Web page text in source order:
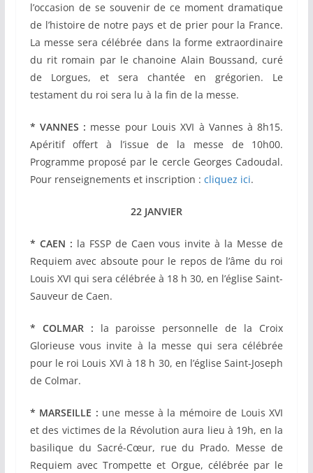
l’occasion de se souvenir de ce moment dramatique
de l’histoire de notre pays et de prier pour la France.
La messe sera célébrée dans la forme extraordinaire
du rit romain par le chanoine Alain Boussand, curé
de Lorgues, et sera chantée en grégorien. Le
testament du roi sera lu à la fin de la messe.
* VANNES : messe pour Louis XVI à Vannes à 8h15.
Apéritif offert à l’issue de la messe de 10h00.
Programme proposé par le cercle Georges Cadoudal.
Pour renseignements et inscription : cliquez ici.
22 JANVIER
* CAEN : la FSSP de Caen vous invite à la Messe de
Requiem avec absoute pour le repos de l’âme du roi
Louis XVI qui sera célébrée à 18 h 30, en l’église Saint-
Sauveur de Caen.
* COLMAR : la paroisse personnelle de la Croix
Glorieuse vous invite à la messe qui sera célébrée
pour le roi Louis XVI à 18 h 30, en l’église Saint-Joseph
de Colmar.
* MARSEILLE : une messe à la mémoire de Louis XVI
et des victimes de la Révolution aura lieu à 19h, en la
basilique du Sacré-Cœur, rue du Prado. Messe de
Requiem avec Trompette et Orgue, célébrée par le